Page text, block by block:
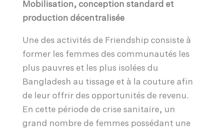
Mobilisation, conception standard et
production décentralisée
Une des activités de Friendship consiste à
former les femmes des communautés les
plus pauvres et les plus isolées du
Bangladesh au tissage et à la couture afin
de leur offrir des opportunités de revenu.
En cette période de crise sanitaire, un
grand nombre de femmes possédant une